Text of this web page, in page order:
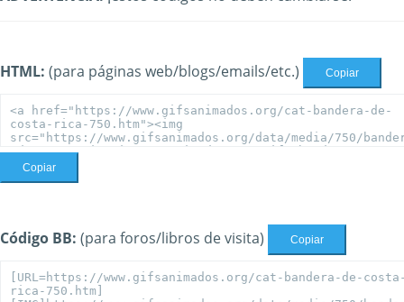
HTML: (para páginas web/blogs/emails/etc.) Copiar
Copiar
Código BB: (para foros/libros de visita) Copiar